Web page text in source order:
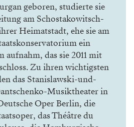
geboren, studierte sie
am Schostakowitsch-
Heimatstadt, ehe sie am
ein
aufnahm, das sie 2011 mit
Zu ihren wichtigsten
das Stanislawski-und-
Musiktheater in
Oper Berlin, die
das Théâtre du